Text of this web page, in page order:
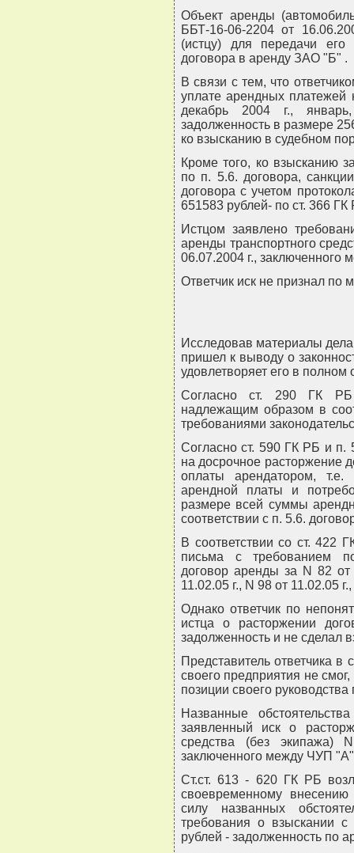
Объект аренды
ББТ-16-06-2204 от
(истцу) для передачи
договора в аренду ЗАО "Б" .
В связи с тем, что
уплате арендных платежей
декабрь 2004 г.,
задолженность в размере
ко взысканию в судебном
Кроме того, ко взысканию
по п. 5.6. договора,
договора с учетом
651583 рублей- по ст. 366 ГК
Истцом заявлено
аренды транспортного
06.07.2004 г.,
Ответчик иск не признал по
Исследовав материалы
пришел к выводу о
удовлетворяет его в
Согласно ст. 290 ГК РБ
надлежащим образом в
требованиями
Согласно ст. 590 ГК РБ и п.
на досрочное расторжение
оплаты арендатором,
арендной платы и
размере всей суммы
соответствии с п. 5.6.
В соответствии со ст. 422
письма с требованием
договор аренды за N 82
11.02.05 г., N 98 от 11.02.05
Однако ответчик по
истца о расторжении
задолженность и не сделал
Представитель ответчика в
своего предприятия не
позиции своего
Названные
заявленный иск о
средства (без экипажа)
заключенного между ЧУП
Ст.ст. 613 - 620 ГК РБ
своевременному
силу названных
требования о взыскании
рублей - задолженность по